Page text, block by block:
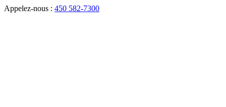
Appelez-nous : 450 582-7300